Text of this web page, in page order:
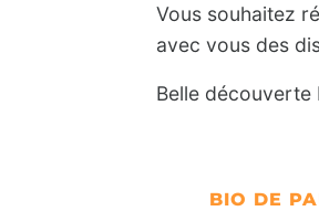
Vous souhaitez
avec vous des
Belle
BIO DE